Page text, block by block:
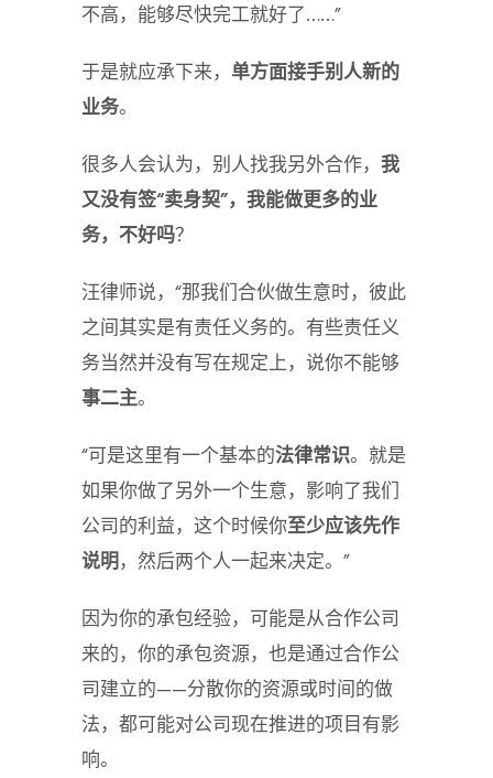
不高，能够尽快完工就好了……”
于是就应承下来， 单方面接手别人新的
业务。
很多人会认为，别人找我另外合作， 我
又没有签“卖身契”，我能做更多的业
务，不好吗？
汪律师说，“那我们合伙做生意时，彼此
之间其实是有责任义务的。有些责任义
务当然并没有写在规定上，说你不能够
事二主。
“可是这里有一个基本的法律常识。就是
如果你做了另外一个生意，影响了我们
公司的利益，这个时候你至少应该先作
说明，然后两个人一起来决定。”
因为你的承包经验，可能是从合作公司
来的，你的承包资源，也是通过合作公
司建立的——分散你的资源或时间的做
法，都可能对公司现在推进的项目有影
响。